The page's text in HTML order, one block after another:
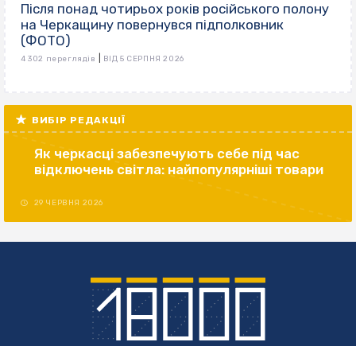
Після понад чотирьох років російського полону
на Черкащину повернувся підполковник
(ФОТО)
4 302 переглядів ВІД 5 СЕРПНЯ 2026
ВИБІР РЕДАКЦІЇ
Як черкасці забезпечують себе під час
відключень світла: найпопулярніші товари
29 ЧЕРВНЯ 2026